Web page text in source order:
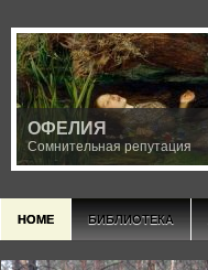
ОФЕЛИЯ
Сомнительная репутация
HOME БИБЛИОТЕКА